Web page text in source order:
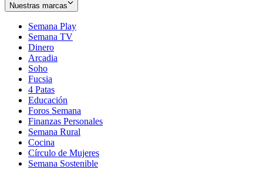
Nuestras marcas
Semana Play
Semana TV
Dinero
Arcadia
Soho
in
new
window
Fucsia
in
new
window
4 Patas
Educación
Foros Semana
Finanzas Personales
Semana Rural
Cocina
Círculo de Mujeres
Semana Sostenible